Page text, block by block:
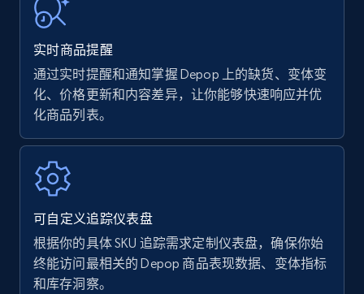
URL, Product name, Product rating, Product
rating object, Product rating max, Rating,
Author name, Asin, and more.
7.4K+ 870+ 立即开始
Walmart - products
Specifications, Image urls, Top reviews, and
more.
5.6K+
实时商品提醒
通过实时提醒和通知掌握 Depop 上的缺货、变体变
化、价格更新和内容差异，让你能够快速响应并优
化商品列表。
可自定义追踪仪表盘
根据你的具体 SKU 追踪需求定制仪表盘，确保你始
终能访问最相关的 Depop 商品表现数据、变体指标
和库存洞察。